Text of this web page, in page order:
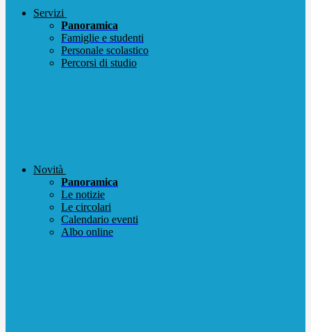
Servizi
Panoramica
Famiglie e studenti
Personale scolastico
Percorsi di studio
Novità
Panoramica
Le notizie
Le circolari
Calendario eventi
Albo online